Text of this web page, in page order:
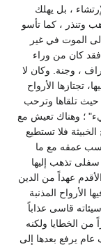
، بل يهلك
وتنذر ، كما تأسو
الموت في غير
فقد كان من وراء
، وجنة. وكان لا
تجتازها الأرواح
حيث تلقاها وترحب
؛ وهناك تعيش مع
فلا تستطيع
عمقه مع ما
تذهب إليها
عهداً من الدين
الأرواح المذنبة
قاسى عذاباً
من الخطايا ولكنه
يرفع بعدها إلى